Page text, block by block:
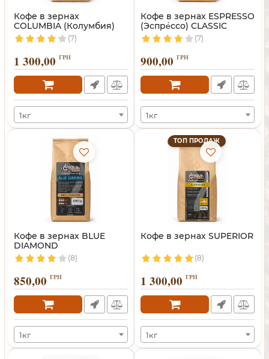
Кофе в зернах
COLUMBIA (Колумбия)
(7)
1 300,00 ГРН
1кг
Кофе в зернах ESPRESSO
(Эспре́ссо) CLASSIC
(7)
900,00 ГРН
1кг
Кофе в зернах BLUE
DIAMOND
(8)
850,00 ГРН
1кг
ТОП ПРОДАЖ
Кофе в зернах SUPERIOR
(8)
1 300,00 ГРН
1кг